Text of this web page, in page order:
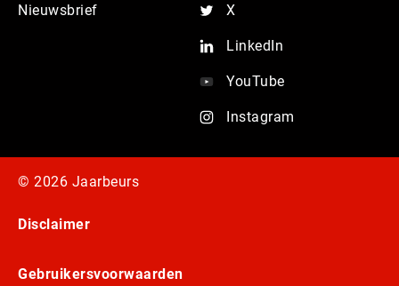
Nieuwsbrief X
LinkedIn
YouTube
Instagram
© 2026 Jaarbeurs
Disclaimer
Gebruikersvoorwaarden